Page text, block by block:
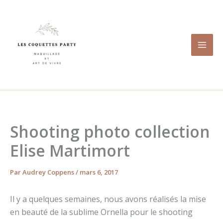
Shooting photo collection
Elise Martimort
ParAudrey Coppens/ mars 6, 2017
Il y a quelques semaines, nous avons réalisés la mise
en beauté de la sublime Ornella pour le shooting